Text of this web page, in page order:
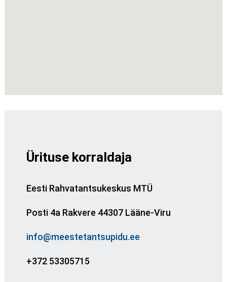
Ürituse korraldaja
Eesti Rahvatantsukeskus MTÜ
Posti 4a Rakvere 44307 Lääne-Viru
info@meestetantsupidu.ee
+372 53305715